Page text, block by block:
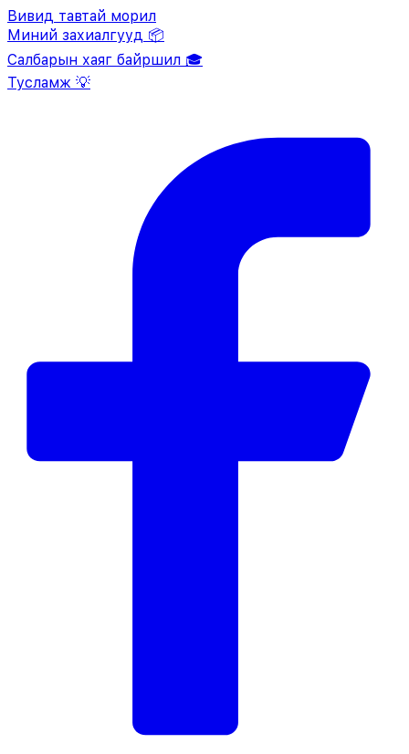
Вивид тавтай морил
Миний захиалгууд 📦
Салбарын хаяг байршил 🎓
Тусламж 💡